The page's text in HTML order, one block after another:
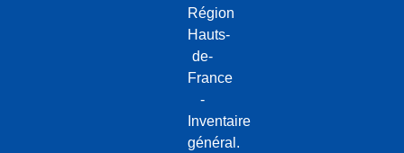
Région
Hauts-
de-
France
-
Inventaire
général.